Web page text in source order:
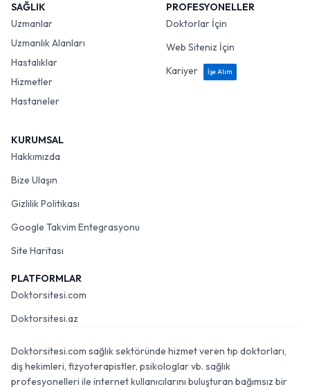
SAĞLIK
Uzmanlar
Uzmanlık Alanları
Hastalıklar
Hizmetler
Hastaneler
PROFESYONELLER
Doktorlar İçin
Web Siteniz İçin
Kariyer
İşe Alım
KURUMSAL
Hakkımızda
Bize Ulaşın
Gizlilik Politikası
Google Takvim Entegrasyonu
Site Haritası
PLATFORMLAR
Doktorsitesi.com
Doktorsitesi.az
Doktorsitesi.com sağlık sektöründe hizmet veren tıp doktorları,
diş hekimleri, fizyoterapistler, psikologlar vb. sağlık
profesyonelleri ile internet kullanıcılarını buluşturan bağımsız bir